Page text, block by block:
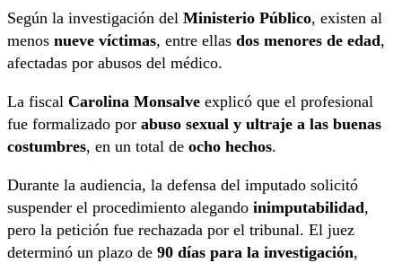
Según la investigación del Ministerio Público, existen al
menos nueve víctimas, entre ellas dos menores de edad,
afectadas por abusos del médico.
La fiscal Carolina Monsalve explicó que el profesional
fue formalizado por abuso sexual y ultraje a las buenas
costumbres, en un total de ocho hechos.
Durante la audiencia, la defensa del imputado solicitó
suspender el procedimiento alegando inimputabilidad,
pero la petición fue rechazada por el tribunal. El juez
determinó un plazo de 90 días para la investigación,